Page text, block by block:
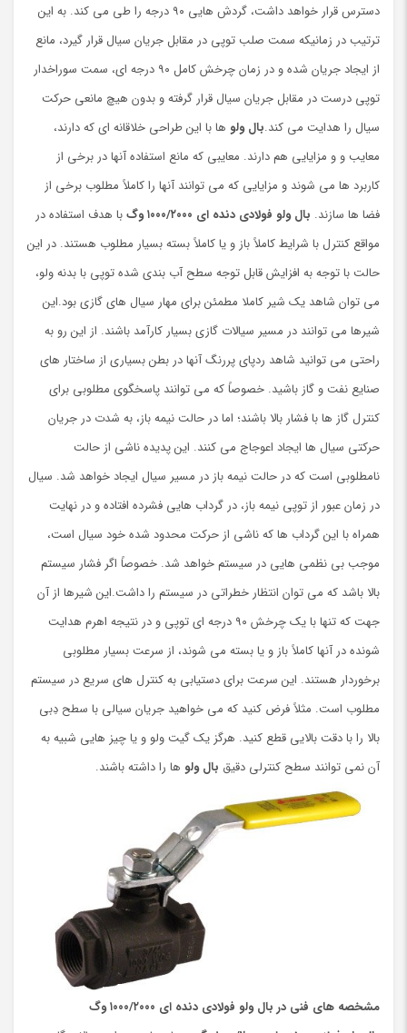
دسترس قرار خواهد داشت، گردش هایی ۹۰ درجه را طی می‌ کند. به این
ترتیب در زمانیکه سمت صلب توپی در مقابل جریان سیال قرار گیرد، مانع
از ایجاد جریان شده و در زمان چرخش کامل ۹۰ درجه ای، سمت سوراخدار
توپی درست در مقابل جریان سیال قرار گرفته و بدون هیچ مانعی حرکت
سیال را هدایت می ‌کند.بال ولو ها با این طراحی خلاقانه ای که دارند،
معایب و و مزایایی هم دارند. معایبی که مانع استفاده آنها در برخی از
کاربرد ها می شوند و مزایایی که می ‌توانند آنها را کاملاً مطلوب برخی از
فضا ها سازند. بال ولو فولادی دنده ای ۱۰۰۰/۲۰۰۰ وگ
با هدف استفاده در
مواقع کنترل با شرایط کاملاً باز و یا کاملاً بسته بسیار مطلوب هستند. در این
حالت با توجه به افزایش قابل توجه سطح آب بندی شده توپی با بدنه ولو،
می توان شاهد یک شیر کاملا مطمئن برای مهار سیال های گازی بود.این
شیرها می توانند در مسیر سیالات گازی بسیار کارآمد باشند. از این رو به
راحتی می توانید شاهد ردپای پررنگ آنها در بطن بسیاری از ساختار های
صنایع نفت و گاز باشید. خصوصاً که می توانند پاسخگوی مطلوبی برای
کنترل گاز ها با فشار بالا باشند؛ اما در حالت نیمه باز، به شدت در جریان
حرکتی سیال ها ایجاد اعوجاج می کنند. این پدیده ناشی از حالت
نامطلوبی است که در حالت نیمه باز در مسیر سیال ایجاد خواهد شد. سیال
در زمان عبور از توپی نیمه باز، در گرداب هایی فشرده افتاده و در نهایت
همراه با این گرداب ها که ناشی از حرکت محدود شده خود سیال است،
موجب بی نظمی هایی در سیستم خواهد شد. خصوصاً اگر فشار سیستم
بالا باشد که می ‌توان انتظار خطراتی در سیستم را داشت.این شیرها از آن
جهت که تنها با یک چرخش ۹۰ درجه ای توپی و در نتیجه اهرم هدایت
شونده در آنها کاملاً باز و یا بسته می شوند، از سرعت بسیار مطلوبی
برخوردار هستند. این سرعت برای دستیابی به کنترل ‌های سریع در سیستم
مطلوب است. مثلاً فرض کنید که می خواهید جریان سیالی با سطح دِبی
بالا را با دقت بالایی قطع کنید. هرگز یک گیت ولو و یا چیز هایی شبیه به
آن نمی توانند سطح کنترلی دقیق بال ولو ها را داشته باشند.
مشخصه های فنی در بال ولو فولادی دنده ای ۱۰۰۰/۲۰۰۰ وگ